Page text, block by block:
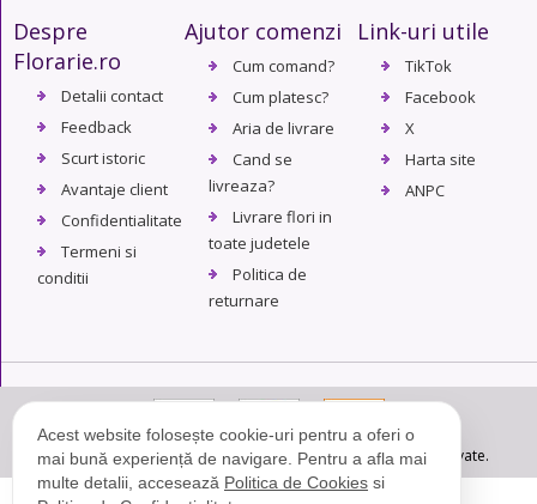
Despre
Florarie.ro
Detalii contact
Feedback
Scurt istoric
Avantaje client
Confidentialitate
Termeni si
conditii
Ajutor comenzi
Cum comand?
Cum platesc?
Aria de livrare
Cand se
livreaza?
Livrare flori in
toate judetele
Politica de
returnare
Link-uri utile
TikTok
Facebook
X
Harta site
ANPC
© Copyright 2004 - 2026. Florarie.ro - Toate drepturile rezervate.
Acest website folosește cookie-uri pentru a oferi o
mai bună experiență de navigare. Pentru a afla mai
multe detalii, accesează Politica de Cookies si